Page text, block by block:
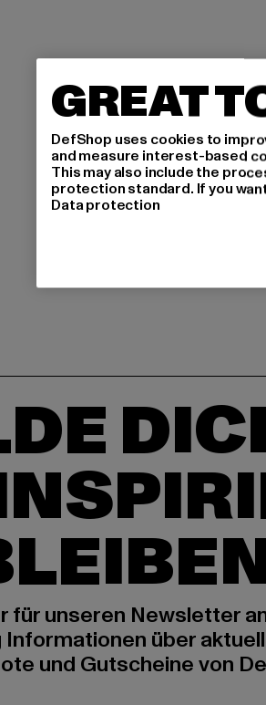
für unseren Newsletter
über
und Gutscheine von
GREAT
DefShop uses cookies to
and measure interest-based
This may also include the
protection standard. If you
Data protection